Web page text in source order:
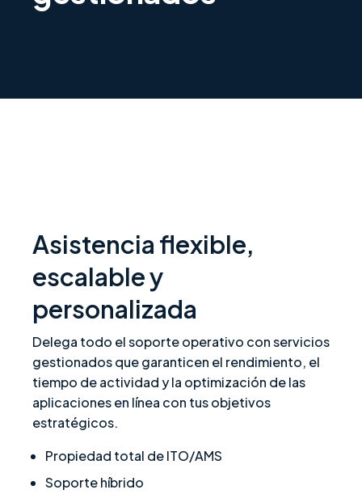
Asistencia flexible,
escalable y
personalizada
Delega todo el soporte operativo con servicios
gestionados que garanticen el rendimiento, el
tiempo de actividad y la optimización de las
aplicaciones en línea con tus objetivos
estratégicos.
Propiedad total de ITO/AMS
Soporte híbrido